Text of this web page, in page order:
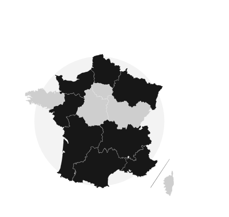
L'estimation immobilière
Avec Côté France Immobilier, faîtes confiance à
des experts en estimation immobilière. Après une
estimation immobilière réalisée par un de nos
experts, vous êtes sûr d'obtenir une
évaluation précise et fiablede la valeur de
votre bien avant de le mettre en vente.